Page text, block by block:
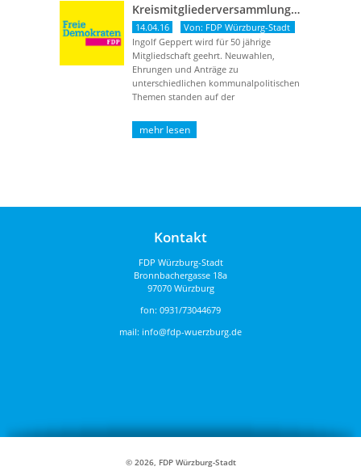
Kreismitgliederversammlung vom 13. April 2016
14.04.16
Von: FDP Würzburg-Stadt
Ingolf Geppert wird für 50 jährige
Mitgliedschaft geehrt. Neuwahlen,
Ehrungen und Anträge zu
unterschiedlichen kommunalpolitischen
Themen standen auf der
wurde für seine ...
Kontakt
FDP Würzburg-Stadt
Bronnbachergasse 18a
97070 Würzburg
fon: 0931/73044679
mail: info@fdp-wuerzburg.de
© 2026, FDP Würzburg-Stadt